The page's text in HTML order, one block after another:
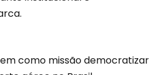
como missão democratizar